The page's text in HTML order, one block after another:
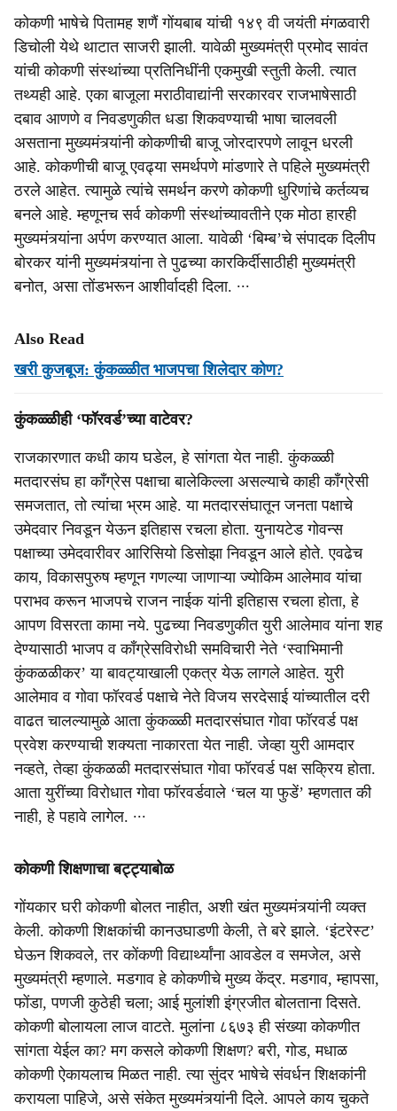
कोकणी भाषेचे पितामह शणैं गोंयबाब यांची १४९ वी जयंती मंगळवारी
डिचोली येथे थाटात साजरी झाली. यावेळी मुख्यमंत्री प्रमोद सावंत
यांची कोकणी संस्थांच्या प्रतिनिधींनी एकमुखी स्तुती केली. त्यात
तथ्यही आहे. एका बाजूला मराठीवाद्यांनी सरकारवर राजभाषेसाठी
दबाव आणणे व निवडणुकीत धडा शिकवण्याची भाषा चालवली
असताना मुख्यमंत्र्यांनी कोकणीची बाजू जोरदारपणे लावून धरली
आहे. कोकणीची बाजू एवढ्या समर्थपणे मांडणारे ते पहिले मुख्यमंत्री
ठरले आहेत. त्यामुळे त्यांचे समर्थन करणे कोकणी धुरिणांचे कर्तव्यच
बनले आहे. म्हणूनच सर्व कोकणी संस्थांच्यावतीने एक मोठा हारही
मुख्यमंत्र्यांना अर्पण करण्यात आला. यावेळी ‘बिम्ब’चे संपादक दिलीप
बोरकर यांनी मुख्यमंत्र्यांना ते पुढच्या कारकिर्दीसाठीही मुख्यमंत्री
बनोत, असा तोंडभरून आशीर्वादही दिला. ∙∙∙
Also Read
खरी कुजबूज: कुंकळ्ळीत भाजपचा शिलेदार कोण?
कुंकळ्ळीही ‘फॉरवर्ड’च्या वाटेवर?
राजकारणात कधी काय घडेल, हे सांगता येत नाही. कुंकळ्ळी
मतदारसंघ हा काँग्रेस पक्षाचा बालेकिल्ला असल्याचे काही काँग्रेसी
समजतात, तो त्यांचा भ्रम आहे. या मतदारसंघातून जनता पक्षाचे
उमेदवार निवडून येऊन इतिहास रचला होता. युनायटेड गोवन्स
पक्षाच्या उमेदवारीवर आरिसियो डिसोझा निवडून आले होते. एवढेच
काय, विकासपुरुष म्हणून गणल्या जाणाऱ्या ज्योकिम आलेमाव यांचा
पराभव करून भाजपचे राजन नाईक यांनी इतिहास रचला होता, हे
आपण विसरता कामा नये. पुढच्या निवडणुकीत युरी आलेमाव यांना शह
देण्यासाठी भाजप व काँग्रेसविरोधी समविचारी नेते ‘स्वाभिमानी
कुंकळळीकर’ या बावट्याखाली एकत्र येऊ लागले आहेत. युरी
आलेमाव व गोवा फॉरवर्ड पक्षाचे नेते विजय सरदेसाई यांच्यातील दरी
वाढत चालल्यामुळे आता कुंकळ्ळी मतदारसंघात गोवा फॉरवर्ड पक्ष
प्रवेश करण्याची शक्यता नाकारता येत नाही. जेव्हा युरी आमदार
नव्हते, तेव्हा कुंकळळी मतदारसंघात गोवा फॉरवर्ड पक्ष सक्रिय होता.
आता युरींच्या विरोधात गोवा फॉरवर्डवाले ‘चल या फुडें’ म्हणतात की
नाही, हे पहावे लागेल. ∙∙∙
कोकणी शिक्षणाचा बट्ट्याबोळ
गोंयकार घरी कोकणी बोलत नाहीत, अशी खंत मुख्यमंत्र्यांनी व्यक्त
केली. कोकणी शिक्षकांची कानउघाडणी केली, ते बरे झाले. ‘इंटरेस्ट’
घेऊन शिकवले, तर कोंकणी विद्यार्थ्यांना आवडेल व समजेल, असे
मुख्यमंत्री म्हणाले. मडगाव हे कोकणीचे मुख्य केंद्र. मडगाव, म्हापसा,
फोंडा, पणजी कुठेही चला; आई मुलांशी इंग्रजीत बोलताना दिसते.
कोकणी बोलायला लाज वाटते. मुलांना ८६७३ ही संख्या कोकणीत
सांगता येईल का? मग कसले कोकणी शिक्षण? बरी, गोड, मधाळ
कोकणी ऐकायलाच मिळत नाही. त्या सुंदर भाषेचे संवर्धन शिक्षकांनी
करायला पाहिजे, असे संकेत मुख्यमंत्र्यांनी दिले. आपले काय चुकते